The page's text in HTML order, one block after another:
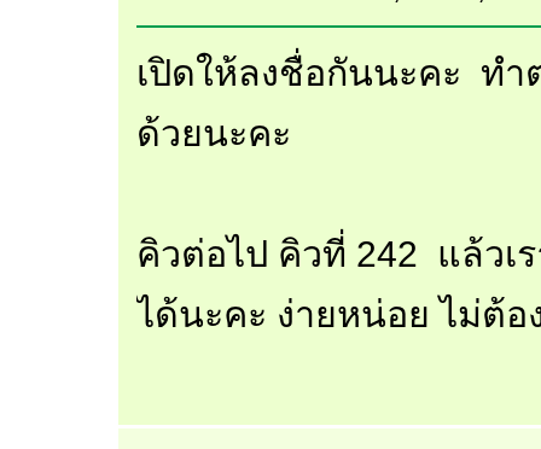
เปิดให้ลงชื่อกันนะคะ ทำ
ด้วยนะคะ
คิวต่อไป คิวที่ 242 แล้วเ
ได้นะคะ ง่ายหน่อย ไม่ต้อ